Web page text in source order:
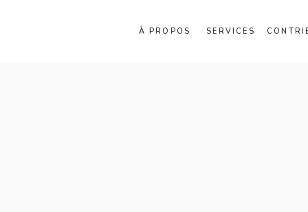
À PROPOS SERVICES